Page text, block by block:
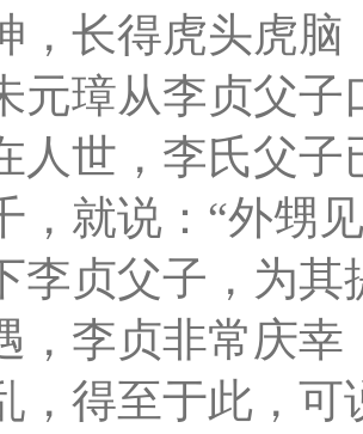
，长得虎头虎脑
元璋从李贞父子
人世，李氏父子
，就说：“外甥
李贞父子，为其
，李贞非常庆幸
，得至于此，可